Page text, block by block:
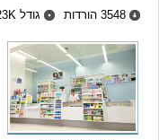
3548 הורדות גודל 1923K